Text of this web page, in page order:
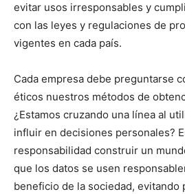
evitar usos irresponsables y
con las leyes y regulaciones de
vigentes en cada país.
Cada empresa debe preguntarse
éticos nuestros métodos de
¿Estamos cruzando una línea al
influir en decisiones personales?
responsabilidad construir un
que los datos se usen
beneficio de la sociedad, evitando